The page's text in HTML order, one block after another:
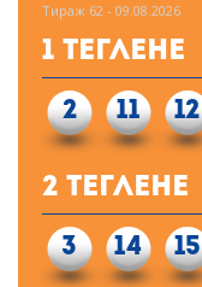
Тираж 62 - 09.08.2026
1 Теглене
2 11 12
2 Теглене
3 14 15